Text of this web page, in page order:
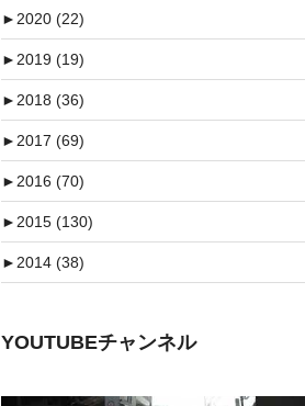
►2020 (22)
►2019 (19)
►2018 (36)
►2017 (69)
►2016 (70)
►2015 (130)
►2014 (38)
YOUTUBEチャンネル